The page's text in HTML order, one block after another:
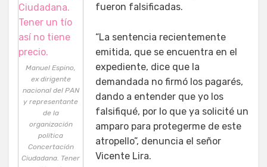
Manuel Espino,
ex dirigente
nacional del PAN
y representante
de la
organización
política
Concertación
Ciudadana. Tener
fueron falsificadas.
“La sentencia recientemente
emitida, que se encuentra en el
expediente, dice que la
demandada no firmó los pagarés,
dando a entender que yo los
falsifiqué, por lo que ya solicité un
amparo para protegerme de este
atropello”, denuncia el señor
Vicente Lira.